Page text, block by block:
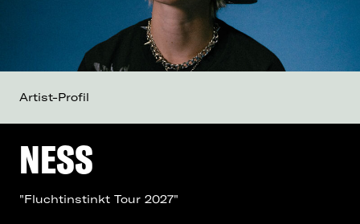
NESS
"Fluchtinstinkt Tour 2027"
Artist-Profil